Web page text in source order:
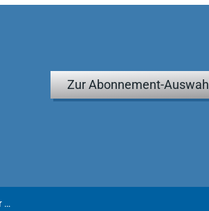
Zur Abonnement-Auswahl
Wirksamkeit von Kündigungen trotz geringfügiger Fehler in der Massenentlassungsanzeige